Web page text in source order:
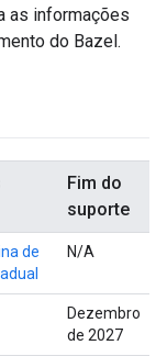
as informações
do Bazel.
Fim do
suporte
de
N/A
Dezembro
de 2027